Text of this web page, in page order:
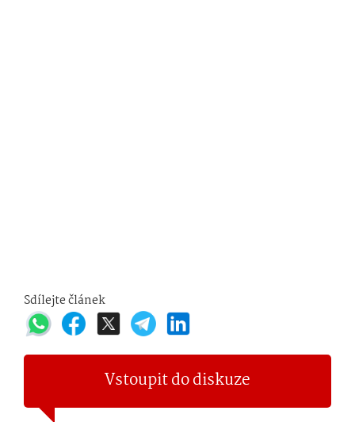
Sdílejte článek
Vstoupit do diskuze